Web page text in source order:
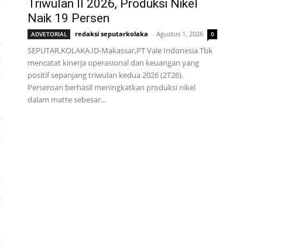
Triwulan II 2026, Produksi Nikel
Naik 19 Persen
ADVETORIAL redaksi seputarkolaka - Agustus 1, 2026 0
SEPUTAR,KOLAKA.ID-Makassar,PT Vale Indonesia Tbk
mencatat kinerja operasional dan keuangan yang
positif sepanjang triwulan kedua 2026 (2T26).
Perseroan berhasil meningkatkan produksi nikel
dalam matte sebesar...